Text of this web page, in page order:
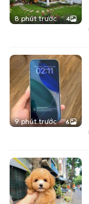
8 phút trước 4
9 phút trước 6